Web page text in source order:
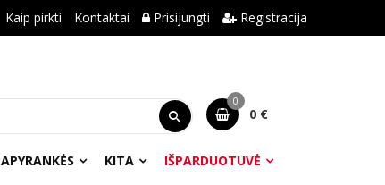
Kaip pirkti Kontaktai Prisijungti Registracija
0
0 €
APYRANKĖS KITA IŠPARDUOTUVĖ